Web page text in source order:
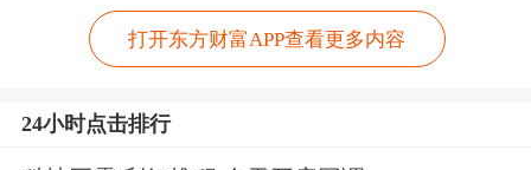
客观上，内幕交易由于从传递对象、信
息类型以及传播范围上出现扩散的态
势，因而涉及面更广，且由于“窝
案”、“串案”频发，因此传递型内幕交
打开东方财富APP查看更多内容
24小时点击排行